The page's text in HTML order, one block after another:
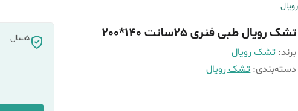
تشک رویال طبی فنری 25سانت 140*200
برند: تشک رویال
دسته‌بندی:تشک رویال
5سال